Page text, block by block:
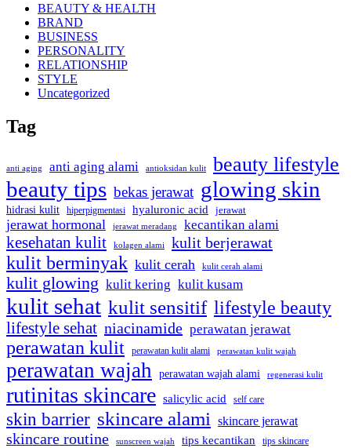
BEAUTY & HEALTH
BRAND
BUSINESS
PERSONALITY
RELATIONSHIP
STYLE
Uncategorized
Tag
anti aging anti aging alami antioksidan kulit beauty lifestyle
beauty tips bekas jerawat glowing skin
hidrasi kulit hiperpigmentasi hyaluronic acid jerawat
jerawat hormonal jerawat meradang kecantikan alami
kesehatan kulit kolagen alami kulit berjerawat
kulit berminyak kulit cerah kulit cerah alami
kulit glowing kulit kering kulit kusam
kulit sehat kulit sensitif lifestyle beauty
lifestyle sehat niacinamide perawatan jerawat
perawatan kulit perawatan kulit alami perawatan kulit wajah
perawatan wajah perawatan wajah alami regenerasi kulit
rutinitas skincare salicylic acid self care
skin barrier skincare alami skincare jerawat
skincare routine sunscreen wajah tips kecantikan tips skincare